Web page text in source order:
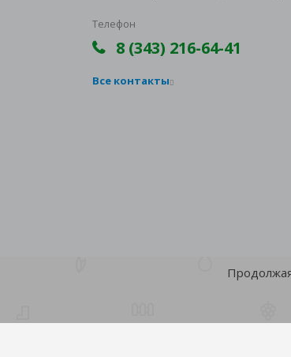
Телефон
8 (343) 216-64-41
Все контакты